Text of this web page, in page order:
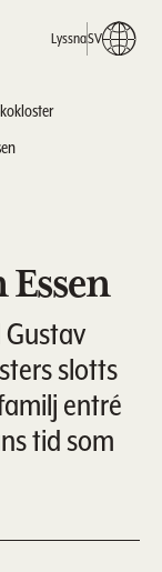
LyssnaSV
Gustav
slotts
entré
tid som